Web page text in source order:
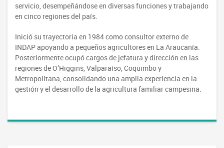
servicio, desempeñándose en diversas funciones y trabajando
en cinco regiones del país.
Inició su trayectoria en 1984 como consultor externo de
INDAP apoyando a pequeños agricultores en La Araucanía.
Posteriormente ocupó cargos de jefatura y dirección en las
regiones de O’Higgins, Valparaíso, Coquimbo y
Metropolitana, consolidando una amplia experiencia en la
gestión y el desarrollo de la agricultura familiar campesina.